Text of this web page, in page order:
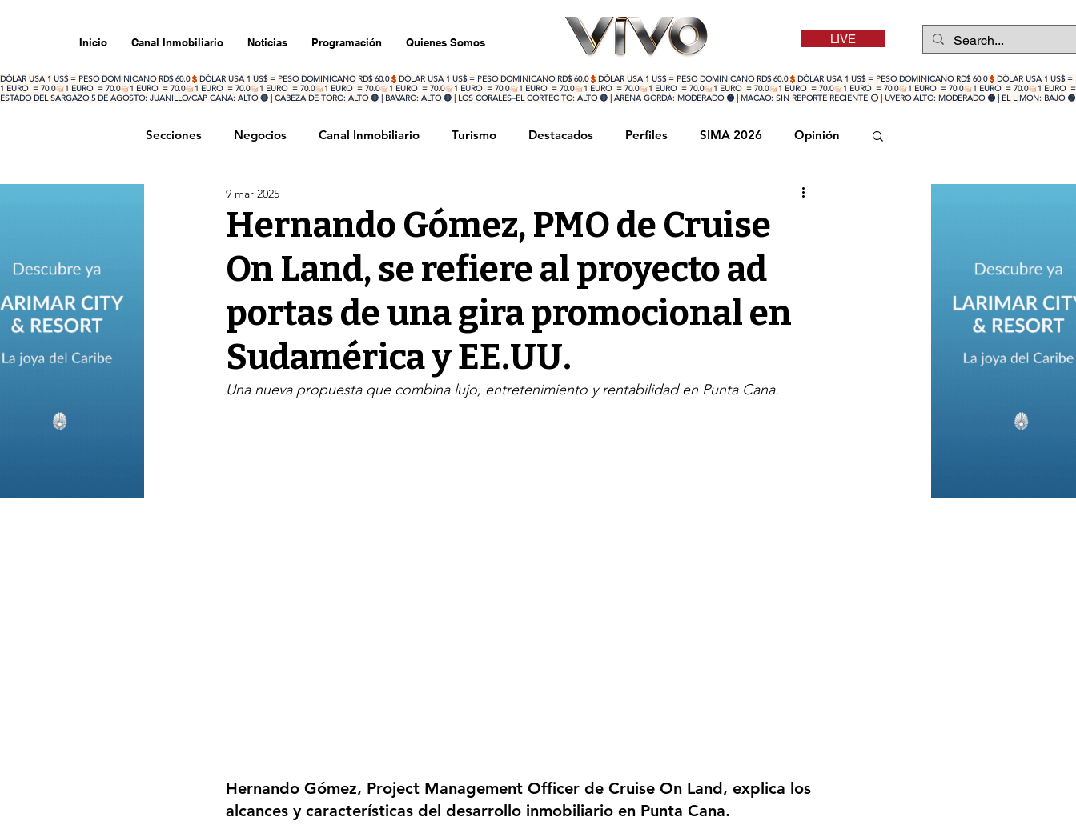
Inicio Canal Inmobiliario Noticias Programación Quienes Somos LIVE
DÓLAR USA 1 US$ = PESO DOMINICANO RD$ 60.0
1 EURO  = 70.0
ESTADO DEL SARGAZO 5 DE AGOSTO: JUANILLO/CAP CANA: ALTO 🔴 | CABEZA DE TORO: ALTO 🔴 | BÁVARO: ALTO 🔴 | LOS CORALES–EL CORTECITO: ALTO 🔴 | ARENA GORDA: MODERADO 🟡 | MACAO: SIN REPORTE RECIENTE ⚪ | UVERO ALTO: MODERADO 🟡 | EL LIMÓN: BAJO
Secciones Negocios Canal Inmobiliario Turismo Destacados Perfiles SIMA 2026 Opinión
Opinión
Hernando Gómez, PMO de Cruise
On Land, se refiere al proyecto ad
portas de una gira promocional en
Sudamérica y EE.UU.
9 mar 2025
Una nueva propuesta que combina lujo, entretenimiento y rentabilidad en Punta Cana.
Hernando Gómez, Project Management Officer de Cruise On Land, explica los
alcances y características del desarrollo inmobiliario en Punta Cana.